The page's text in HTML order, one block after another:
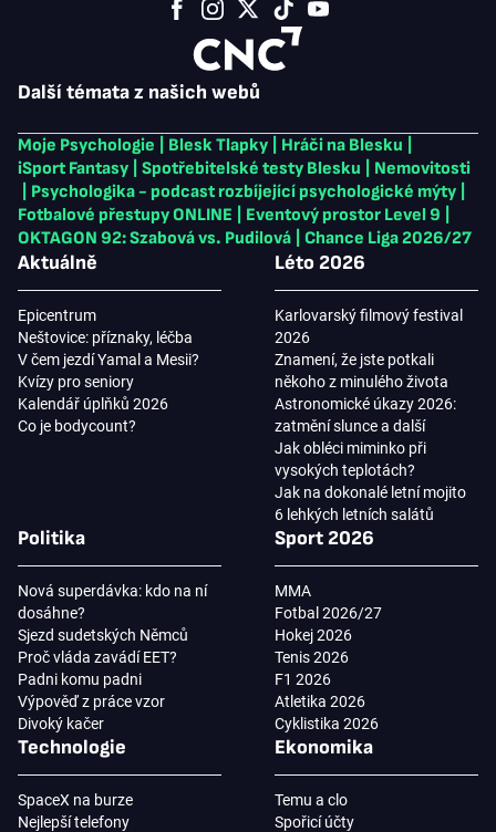
Další témata z našich webů
Moje Psychologie Blesk Tlapky Hráči na Blesku
iSport Fantasy
Spotřebitelské testy Blesku
Nemovitosti
Psychologika - podcast rozbíjející psychologické mýty
Fotbalové přestupy ONLINE
Eventový prostor Level 9
OKTAGON 92: Szabová vs. Pudilová
Chance Liga 2026/27
Aktuálně
Epicentrum
Neštovice: příznaky, léčba
V čem jezdí Yamal a Mesii?
Kvízy pro seniory
Kalendář úplňků 2026
Co je bodycount?
Léto 2026
Karlovarský filmový festival
2026
Znamení, že jste potkali
někoho z minulého života
Astronomické úkazy 2026:
zatmění slunce a další
Jak obléci miminko při
vysokých teplotách?
Jak na dokonalé letní mojito
6 lehkých letních salátů
Politika
Nová superdávka: kdo na ní
dosáhne?
Sjezd sudetských Němců
Proč vláda zavádí EET?
Padni komu padni
Výpověď z práce vzor
Divoký kačer
Sport 2026
MMA
Fotbal 2026/27
Hokej 2026
Tenis 2026
F1 2026
Atletika 2026
Cyklistika 2026
Technologie
SpaceX na burze
Nejlepší telefony
Ekonomika
Temu a clo
Spořicí účty